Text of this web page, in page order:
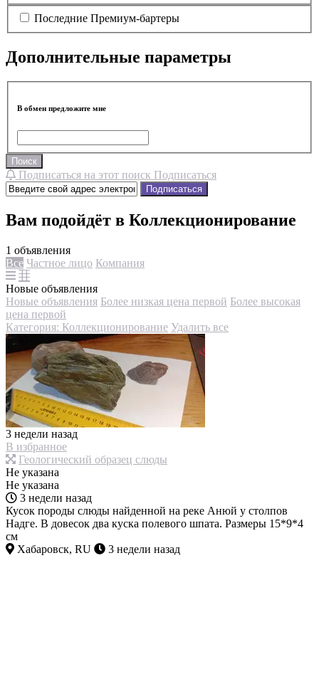
Последние Премиум-бартеры
Дополнительные параметры
В обмен предложите мне
Поиск
Подписаться на этот поиск Подписаться
Подписаться
Вам подойдёт в Коллекционирование
1 объявления
Все Частное лицо Компания
Новые объявления
Новые объявления Более низкая цена первой Более высокая
цена первой
Категория: Коллекционирование Удалить все
3 недели назад
В избранное
Геологический образец слюды
Не указана
Не указана
3 недели назад
Кусок породы слюды найденной на реке Анюй у столпов
Надге. В довесок два куска полевого шпата. Размеры 15*9*4
см
Хабаровск, RU
3 недели назад